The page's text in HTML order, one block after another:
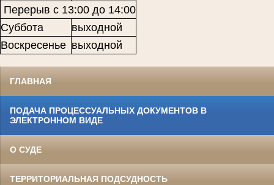
Перерыв с 13:00 до 14:00
Суббота
выходной
Воскресенье выходной
ГЛАВНАЯ
ПОДАЧА ПРОЦЕССУАЛЬНЫХ ДОКУМЕНТОВ В
ЭЛЕКТРОННОМ ВИДЕ
О СУДЕ
ТЕРРИТОРИАЛЬНАЯ ПОДСУДНОСТЬ